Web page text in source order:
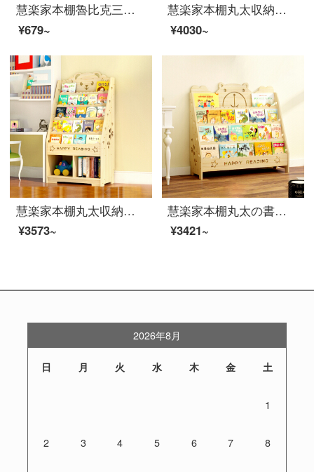
慧楽家本棚魯比克三階回転コーナーコンボボックス白楓色11088-1
¥679~
慧楽家本棚丸太収納棚着地棚書斎本箱収納棚収納棚可愛い熊の二階80幅引き出し棚
¥4030~
慧楽家本棚丸太収納棚着地棚書斎収納棚可愛い熊五階幅60 cm
¥3573~
慧楽家本棚丸太の書棚学生本新聞ラック松木置物棚アニメ熊の四階80幅
¥3421~
2026年8月
日 月 火 水 木 金 土
1
2 3 4 5 6 7 8